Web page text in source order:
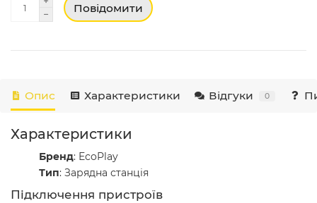
Повідомити
Опис Характеристики Відгуки 0
Характеристики
Бренд: EcoPlay
Тип: Зарядна станція
Підключення пристроїв